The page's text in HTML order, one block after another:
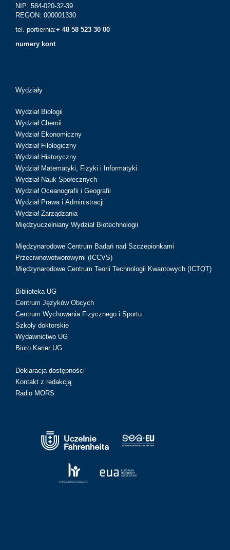
NIP: 584-020-32-39
REGON: 000001330
tel. portiernia:+ 48 58 523 30 00
numery kont
Wydziały
Wydział Biologii
Wydział Chemii
Wydział Ekonomiczny
Wydział Filologiczny
Wydział Historyczny
Wydział Matematyki, Fizyki i Informatyki
Wydział Nauk Społecznych
Wydział Oceanografii i Geografii
Wydział Prawa i Administracji
Wydział Zarządzania
Międzyuczelniany Wydział Biotechnologii
Międzynarodowe Centrum Badań nad Szczepionkami
Przeciwnowotworowymi (ICCVS)
Międzynarodowe Centrum Teorii Technologii Kwantowych (ICTQT)
Biblioteka UG
Centrum Języków Obcych
Centrum Wychowania Fizycznego i Sportu
Szkoły doktorskie
Wydawnictwo UG
Biuro Karier UG
Deklaracja dostępności
Kontakt z redakcją
Radio MORS